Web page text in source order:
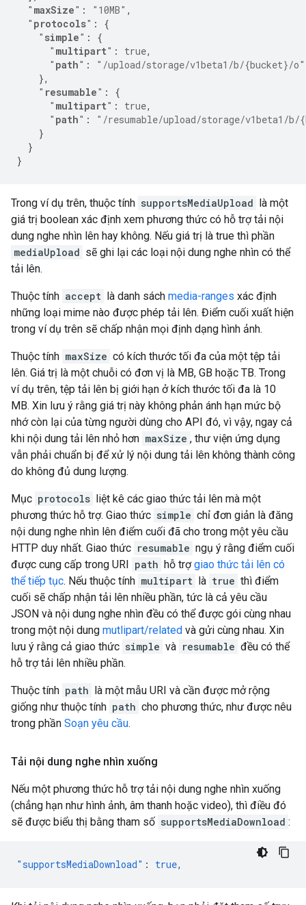
" maxSize" : "10MB" ,
" protocols" :
{
" simple" :
{
" multipart" : true,
" path" :
"/upload/storage/v1beta1/b/{bucket}/o"
},
" resumable" :
{
" multipart" : true,
" path" :
"/resumable/upload/storage/v1beta1/
}
}
}
Trong ví dụ trên, thuộc tính supportsMediaUpload là một
giá trị boolean xác định xem phương thức có hỗ trợ tải nội
dung nghe nhìn lên hay không. Nếu giá trị là true thì phần
mediaUpload sẽ ghi lại các loại nội dung nghe nhìn có thể
tải lên.
Thuộc tính accept là danh sách media-ranges xác định
những loại mime nào được phép tải lên. Điểm cuối xuất hiện
trong ví dụ trên sẽ chấp nhận mọi định dạng hình ảnh.
Thuộc tính maxSize có kích thước tối đa của một tệp tải
lên. Giá trị là một chuỗi có đơn vị là MB, GB hoặc TB. Trong
ví dụ trên, tệp tải lên bị giới hạn ở kích thước tối đa là 10
MB. Xin lưu ý rằng giá trị này không phản ánh hạn mức bộ
nhớ còn lại của từng người dùng cho API đó, vì vậy, ngay cả
khi nội dung tải lên nhỏ hơn maxSize , thư viện ứng dụng
vẫn phải chuẩn bị để xử lý nội dung tải lên không thành công
do không đủ dung lượng.
Mục protocols liệt kê các giao thức tải lên mà một
phương thức hỗ trợ. Giao thức simple chỉ đơn giản là đăng
nội dung nghe nhìn lên điểm cuối đã cho trong một yêu cầu
HTTP duy nhất. Giao thức resumable ngụ ý rằng điểm cuối
được cung cấp trong URI path hỗ trợgiao thức tải lên có
thể tiếp tục. Nếu thuộc tính multipart là true thì điểm
cuối sẽ chấp nhận tải lên nhiều phần, tức là cả yêu cầu
JSON và nội dung nghe nhìn đều có thể được gói cùng nhau
trong một nội dung mutlipart/related và gửi cùng nhau. Xin
lưu ý rằng cả giao thức simple và resumable đều có thể
hỗ trợ tải lên nhiều phần.
Thuộc tính path là một mẫu URI và cần được mở rộng
giống như thuộc tính path cho phương thức, như được nêu
trong phần Soạn yêu cầu.
Tải nội dung nghe nhìn xuống
Nếu một phương thức hỗ trợ tải nội dung nghe nhìn xuống
(chẳng hạn như hình ảnh, âm thanh hoặc video), thì điều đó
sẽ được biểu thị bằng tham số supportsMediaDownload :
"supportsMediaDownload" : true,